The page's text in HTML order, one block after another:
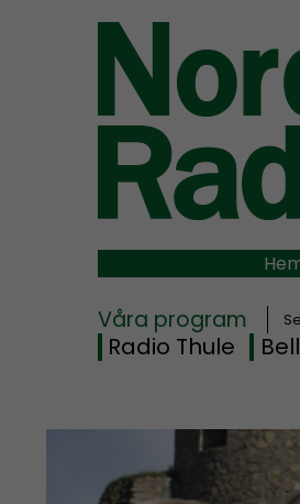
Våra program
Radio Thule